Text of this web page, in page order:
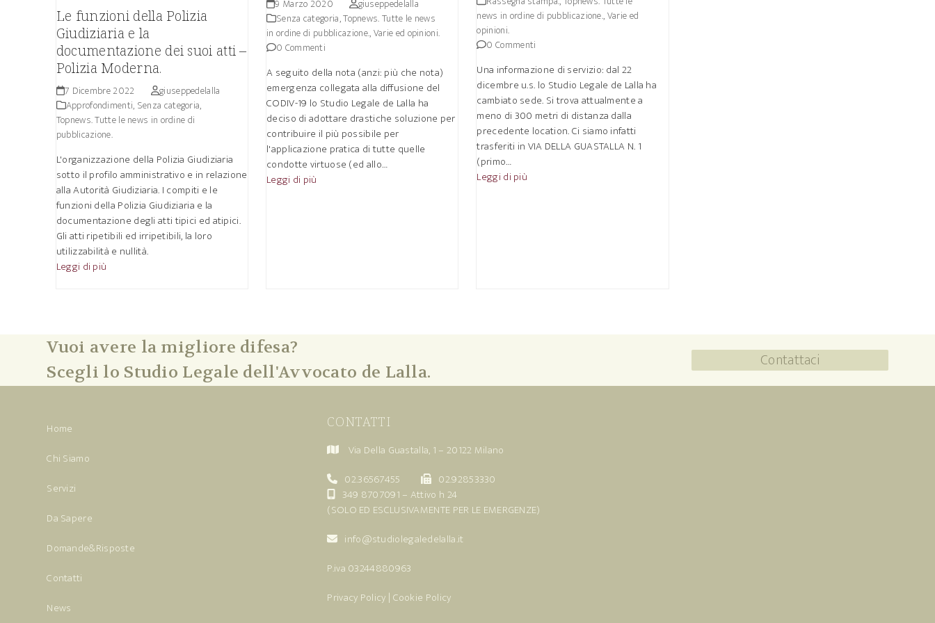
Le funzioni della Polizia
Giudiziaria e la
documentazione dei suoi atti –
Polizia Moderna.
7 Dicembre 2022
giuseppedelalla
Approfondimenti, Senza categoria,
Topnews. Tutte le news in ordine di
pubblicazione.
L'organizzazione della Polizia Giudiziaria
sotto il profilo amministrativo e in relazione
alla Autorità Giudiziaria. I compiti e le
funzioni della Polizia Giudiziaria e la
documentazione degli atti tipici ed atipici.
Gli atti ripetibili ed irripetibili, la loro
utilizzabilità e nullità.
Leggi di più
9 Marzo 2020
giuseppedelalla
Senza categoria,Topnews. Tutte le news
in ordine di pubblicazione.,Varie ed opinioni.
0 Commenti
A seguito della nota (anzi: più che nota)
emergenza collegata alla diffusione del
CODIV-19 lo Studio Legale de Lalla ha
deciso di adottare drastiche soluzione per
contribuire il più possibile per
l'applicazione pratica di tutte quelle
condotte virtuose (ed allo…
Leggi di più
news in ordine di pubblicazione.,Varie ed
opinioni.
0 Commenti
Una informazione di servizio: dal 22
dicembre u.s. lo Studio Legale de Lalla ha
cambiato sede. Si trova attualmente a
meno di 300 metri di distanza dalla
precedente location. Ci siamo infatti
trasferiti in VIA DELLA GUASTALLA N. 1
(primo…
Leggi di più
Vuoi avere la migliore difesa?
Scegli lo Studio Legale dell'Avvocato de Lalla.
Contattaci
Home
Chi Siamo
Servizi
Da Sapere
Domande&Risposte
Contatti
News
CONTATTI
Via Della Guastalla, 1 – 20122 Milano
02.36567455
02.92853330
349 8707091 – Attivo h 24
(SOLO ED ESCLUSIVAMENTE PER LE EMERGENZE)
info@studiolegaledelalla.it
P.iva 03244880963
Privacy Policy | Cookie Policy